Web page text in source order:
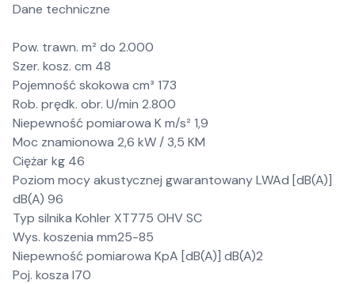
Dane techniczne
Pow. trawn. m² do 2.000
Szer. kosz. cm 48
Pojemność skokowa cm³ 173
Rob. prędk. obr. U/min 2.800
Niepewność pomiarowa K m/s² 1,9
Moc znamionowa 2,6 kW / 3,5 KM
Ciężar kg 46
Poziom mocy akustycznej gwarantowany LWAd [dB(A)]
dB(A) 96
Typ silnika Kohler XT775 OHV SC
Wys. koszenia mm25-85
Niepewność pomiarowa KpA [dB(A)] dB(A)2
Poj. kosza l70